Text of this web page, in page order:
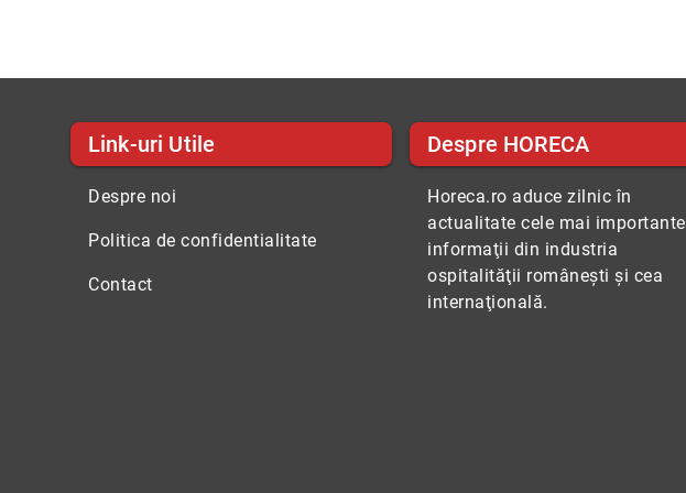
Link-uri Utile
Despre noi
Politica de confidentialitate
Contact
Despre HORECA
Horeca.ro aduce zilnic în
actualitate cele mai importante
informaţii din industria
ospitalităţii româneşti şi cea
internaţională.